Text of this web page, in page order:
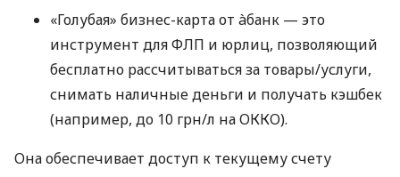
«Голубая» бизнес-карта от àбанк — это
инструмент для ФЛП и юрлиц, позволяющий
бесплатно рассчитываться за товары/услуги,
снимать наличные деньги и получать кэшбек
(например, до 10 грн/л на ОККО).
Она обеспечивает доступ к текущему счету